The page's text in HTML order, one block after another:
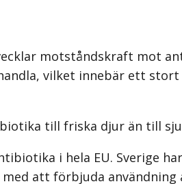
motståndskraft mot
vilket innebär ett
till friska djur än till
i hela EU. Sverige
att förbjuda